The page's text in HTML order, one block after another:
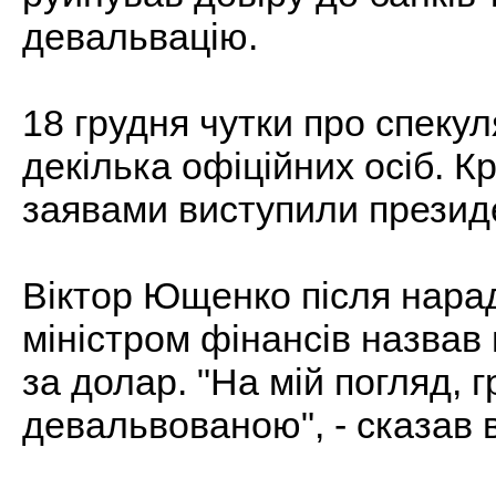
девальвацію.
18 грудня чутки про
декілька офіційних осіб.
заявами виступили
Віктор Ющенко після
міністром фінансів
за долар. "На мій погляд,
девальвованою", - сказав